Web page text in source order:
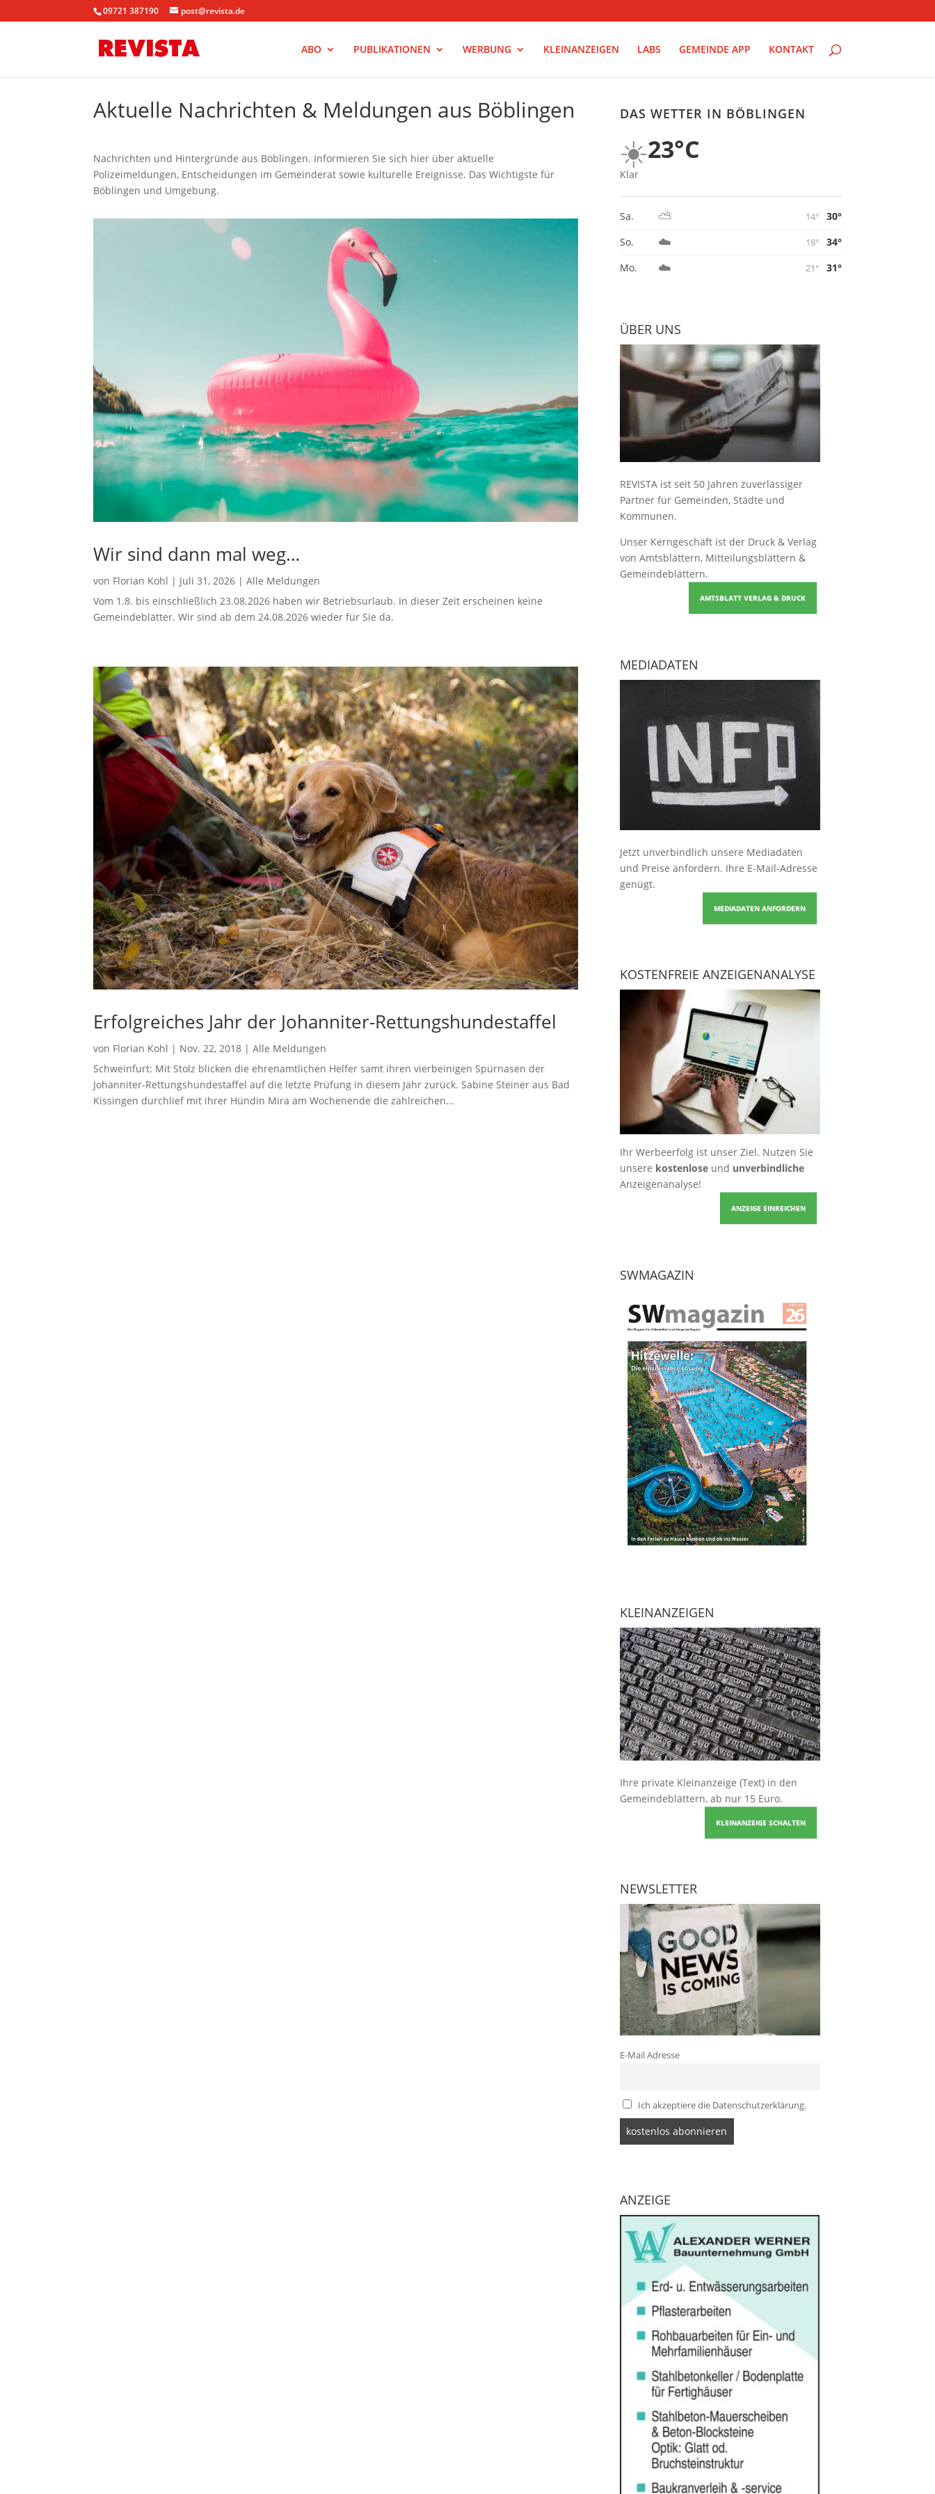
09721 387190 post@revista.de
ABO PUBLIKATIONEN WERBUNG KLEINANZEIGEN LABS GEMEINDE APP KONTAKT
Aktuelle Nachrichten & Meldungen aus Böblingen
Nachrichten und Hintergründe aus Böblingen. Informieren Sie sich hier über aktuelle
Polizeimeldungen, Entscheidungen im Gemeinderat sowie kulturelle Ereignisse. Das Wichtigste für
Böblingen und Umgebung.
Wir sind dann mal weg…
von Florian Kohl | Juli 31, 2026 |Alle Meldungen
Vom 1.8. bis einschließlich 23.08.2026 haben wir Betriebsurlaub. In dieser Zeit erscheinen keine
Gemeindeblätter. Wir sind ab dem 24.08.2026 wieder für Sie da.
Erfolgreiches Jahr der Johanniter-Rettungshundestaffel
von Florian Kohl | Nov. 22, 2018 |Alle Meldungen
Schweinfurt: Mit Stolz blicken die ehrenamtlichen Helfer samt ihren vierbeinigen Spürnasen der
Johanniter-Rettungshundestaffel auf die letzte Prüfung in diesem Jahr zurück. Sabine Steiner aus Bad
Kissingen durchlief mit ihrer Hündin Mira am Wochenende die zahlreichen...
DAS WETTER IN BÖBLINGEN
☀️23°C
Klar
Sa. ⛅ 14°
30°
So.
☁️ 18°
34°
Mo.
☁️ 21° 31°
ÜBER UNS
REVISTA ist seit 50 Jahren zuverlässiger
Partner für Gemeinden, Städte und
Kommunen.
Unser Kerngeschäft ist der Druck & Verlag
von Amtsblättern, Mitteilungsblättern &
Gemeindeblättern.
AMTSBLATT VERLAG & DRUCK
MEDIADATEN
Jetzt unverbindlich unsere Mediadaten
und Preise anfordern. Ihre E-Mail-Adresse
genügt.
MEDIADATEN ANFORDERN
KOSTENFREIE ANZEIGENANALYSE
Ihr Werbeerfolg ist unser Ziel. Nutzen Sie
unsere kostenloseund unverbindliche
Anzeigenanalyse!
ANZEIGE EINREICHEN
SWMAGAZIN
KLEINANZEIGEN
Ihre private Kleinanzeige (Text) in den
Gemeindeblättern, ab nur 15 Euro.
KLEINANZEIGE SCHALTEN
NEWSLETTER
E-Mail Adresse
Ich akzeptiere die Datenschutzerklärung.
ANZEIGE